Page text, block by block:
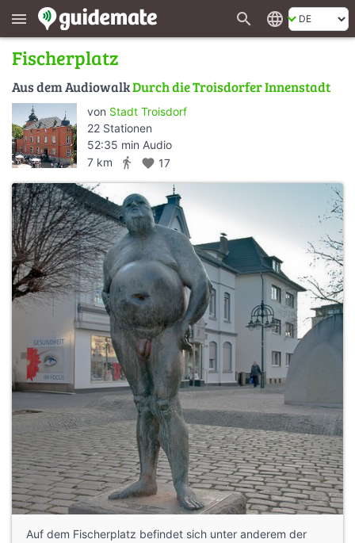
menu search language
Fischerplatz
Aus dem AudiowalkDurch die Troisdorfer Innenstadt
von Stadt Troisdorf
22 Stationen
52:35 min Audio
7 km
directions_walk favorite 17
Auf dem Fischerplatz befindet sich unter anderem der